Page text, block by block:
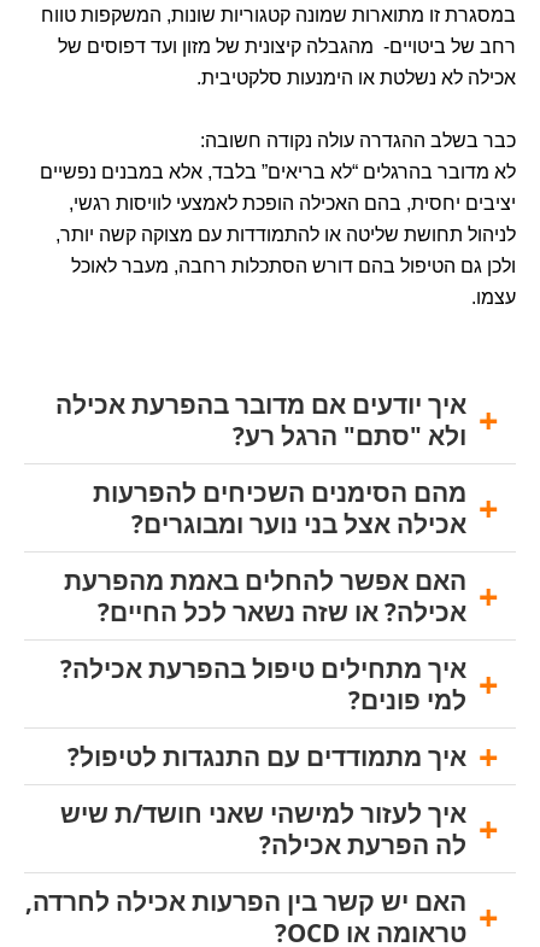
במסגרת זו מתוארות שמונה קטגוריות שונות, המשקפות טווח
רחב של ביטויים- מהגבלה קיצונית של מזון ועד דפוסים של
אכילה לא נשלטת או הימנעות סלקטיבית.
כבר בשלב ההגדרה עולה נקודה חשובה:
לא מדובר בהרגלים “לא בריאים” בלבד, אלא במבנים נפשיים
יציבים יחסית, בהם האכילה הופכת לאמצעי לוויסות רגשי,
לניהול תחושת שליטה או להתמודדות עם מצוקה קשה יותר,
ולכן גם הטיפול בהם דורש הסתכלות רחבה, מעבר לאוכל
עצמו.
איך יודעים אם מדובר בהפרעת אכילה
ולא "סתם" הרגל רע?
מהם הסימנים השכיחים להפרעות
אכילה אצל בני נוער ומבוגרים?
האם אפשר להחלים באמת מהפרעת
אכילה? או שזה נשאר לכל החיים?
איך מתחילים טיפול בהפרעת אכילה?
למי פונים?
איך מתמודדים עם התנגדות לטיפול?
איך לעזור למישהי שאני חושד/ת שיש
לה הפרעת אכילה?
האם יש קשר בין הפרעות אכילה לחרדה,
טראומה או OCD?